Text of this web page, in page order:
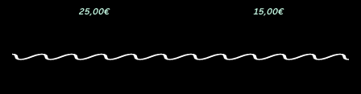
25,00€ 15,00€